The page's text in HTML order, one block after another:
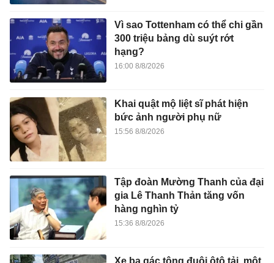
Vì sao Tottenham có thể chi gần
300 triệu bảng dù suýt rớt
hạng?
16:00 8/8/2026
Khai quật mộ liệt sĩ phát hiện
bức ảnh người phụ nữ
15:56 8/8/2026
Tập đoàn Mường Thanh của đại
gia Lê Thanh Thản tăng vốn
hàng nghìn tỷ
15:36 8/8/2026
Xe ba gác tông đuôi ôtô tải, một